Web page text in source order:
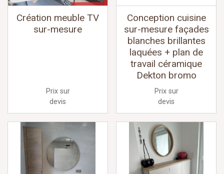
Création meuble TV
sur-mesure
Prix sur
devis
Conception cuisine
sur-mesure façades
blanches brillantes
laquées + plan de
travail céramique
Dekton bromo
Prix sur
devis